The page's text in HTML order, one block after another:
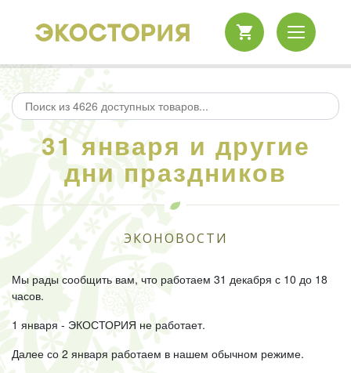
31 января и другие
дни праздников
ЭКОНОВОСТИ
Мы рады сообщить вам, что работаем 31 декабря с 10 до 18
часов.
1 января - ЭКОСТОРИЯ не работает.
Далее со 2 января работаем в нашем обычном режиме.